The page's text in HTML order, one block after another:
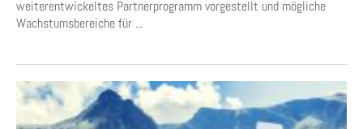
weiterentwickeltes Partnerprogramm vorgestellt und mögliche
Wachstumsbereiche für ...